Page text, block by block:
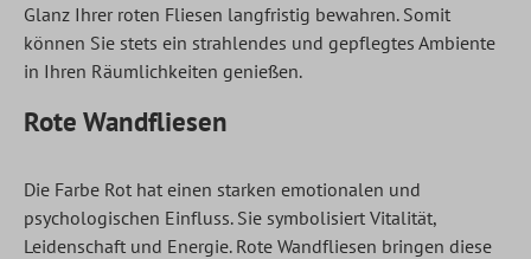
Glanz Ihrer roten Fliesen langfristig bewahren. Somit
können Sie stets ein strahlendes und gepflegtes Ambiente
in Ihren Räumlichkeiten genießen.
Rote Wandfliesen
Die Farbe Rot hat einen starken emotionalen und
psychologischen Einfluss. Sie symbolisiert Vitalität,
Leidenschaft und Energie. Rote Wandfliesen bringen diese